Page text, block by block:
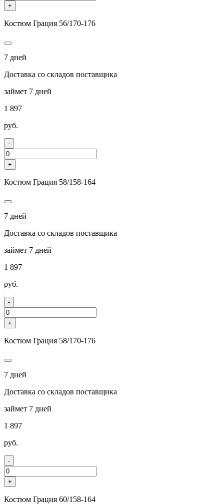
+
Костюм Грация 56/170-176
7 дней
Доставка со складов поставщика
займет 7 дней
1 897
руб.
-
+
Костюм Грация 58/158-164
7 дней
Доставка со складов поставщика
займет 7 дней
1 897
руб.
-
+
Костюм Грация 58/170-176
7 дней
Доставка со складов поставщика
займет 7 дней
1 897
руб.
-
+
Костюм Грация 60/158-164